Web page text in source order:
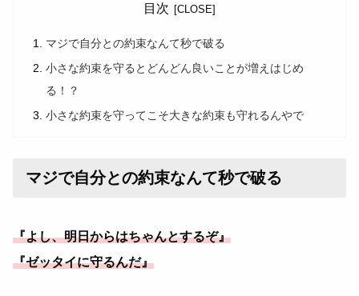
目次
マジで自分との約束なんて秒で破る
小さな約束を守るとどんどん良いことが増えはじめ
る！？
小さな約束を守ってこそ大きな約束も守れるんやで
マジで自分との約束なんて秒で破る
『よし、明日からはちゃんとするぞ』
『ゼッタイに守るんだ』